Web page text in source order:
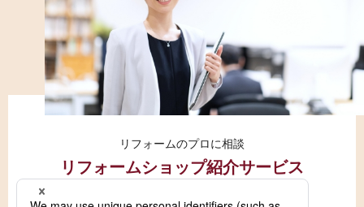
リフォームのプロに相談
リフォームショップ紹介サービス
安心してお任せ！